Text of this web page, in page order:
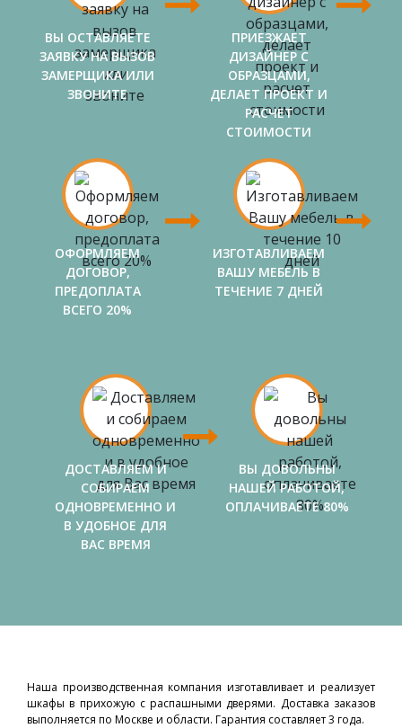
ВЫ ОСТАВЛЯЕТЕ
ЗАЯВКУ НА ВЫЗОВ
ЗАМЕРЩИКА ИЛИ
ЗВОНИТЕ
ПРИЕЗЖАЕТ
ДИЗАЙНЕР С
ОБРАЗЦАМИ,
ДЕЛАЕТ ПРОЕКТ И
РАСЧЕТ
СТОИМОСТИ
ОФОРМЛЯЕМ
ДОГОВОР,
ПРЕДОПЛАТА
ВСЕГО 20%
ИЗГОТАВЛИВАЕМ
ВАШУ МЕБЕЛЬ В
ТЕЧЕНИЕ 7 ДНЕЙ
ДОСТАВЛЯЕМ И
СОБИРАЕМ
ОДНОВРЕМЕННО И
В УДОБНОЕ ДЛЯ
ВАС ВРЕМЯ
ВЫ ДОВОЛЬНЫ
НАШЕЙ РАБОТОЙ,
ОПЛАЧИВАЕТЕ 80%
Наша производственная компания изготавливает и реализует
шкафы в прихожую с распашными дверями. Доставка заказов
выполняется по Москве и области. Гарантия составляет 3 года.